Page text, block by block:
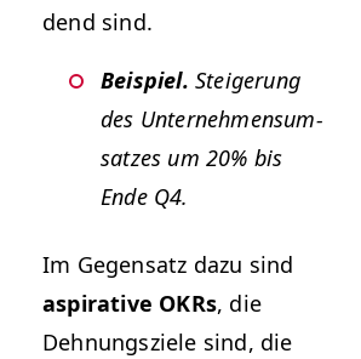
dend sind.
Beispiel. Steigerung
des Unternehmen­su­m­
satzes um 20% bis
Ende Q4.
Im Gegen­satz dazu sind
aspi­ra­tive OKRs, die
Dehnungsziele sind, die